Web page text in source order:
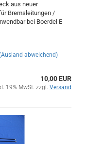
aus neuer
Bremsleitungen /
bei Boerdel E
abweichend)
10,00 EUR
19% MwSt. zzgl. Versand